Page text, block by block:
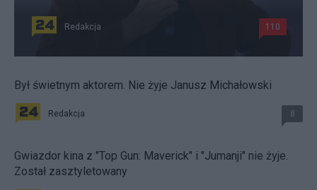
Redakcja 110
Był świetnym aktorem. Nie żyje Janusz Michałowski
Redakcja 8
Gwiazdor kina z "Top Gun: Maverick" i "Jumanji" nie żyje.
Został zasztyletowany